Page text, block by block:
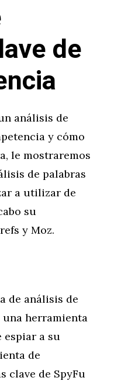
de
análisis de
y cómo
le mostraremos
de palabras
a utilizar de
su
y Moz.
de análisis de
una herramienta
espiar a su
de
clave de SpyFu